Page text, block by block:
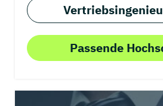
Passende